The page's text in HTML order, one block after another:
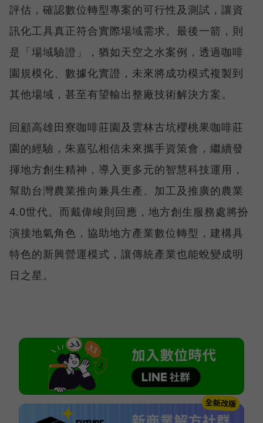
評估，確認數位轉型專案的可行性及測試，讓資
訊化工具真正符合實際場域需求。最後一箭，則
是「場域驗證」，猶如天空之水案例，透過咖啡
園規模化、數據化實證，未來將成功模式複製到
其他場域，甚至有望輸出整廠技術解決方案。
回顧高雄田寮咖啡莊園及雲林古坑櫻桃果咖啡莊
園的經驗，朱嘉弘相信未來攜手資策會，繼續發
揮地方創生精神，導入更多元的智慧科技運用，
幫助台灣農業推向兼具生產、加工及推廣的農業
4.0世代。而戴偉峻則回應，地方創生服務處將扮
演接地氣角色，協助地方產業數位轉型，建構具
特色的新興營運模式，讓傳統產業也能蛻變成明
日之星。